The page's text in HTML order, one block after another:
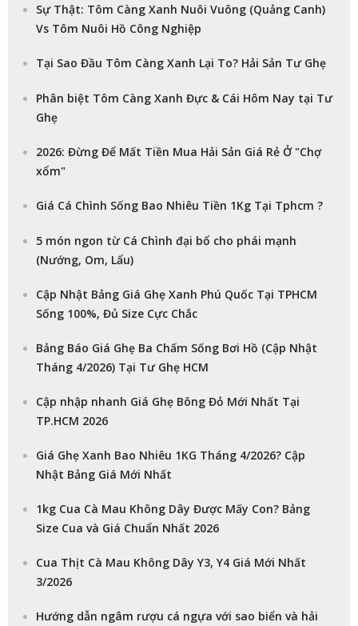
Sự Thật: Tôm Càng Xanh Nuôi Vuông (Quảng Canh)
Vs Tôm Nuôi Hồ Công Nghiệp
Tại Sao Đầu Tôm Càng Xanh Lại To? Hải Sản Tư Ghẹ
Phân biệt Tôm Càng Xanh Đực & Cái Hôm Nay tại Tư
Ghẹ
2026: Đừng Để Mất Tiền Mua Hải Sản Giá Rẻ Ở "Chợ
xổm"
Giá Cá Chình Sống Bao Nhiêu Tiền 1Kg Tại Tphcm ?
5 món ngon từ Cá Chình đại bổ cho phái mạnh
(Nướng, Om, Lẩu)
Cập Nhật Bảng Giá Ghẹ Xanh Phú Quốc Tại TPHCM
Sống 100%, Đủ Size Cực Chắc
Bảng Báo Giá Ghẹ Ba Chấm Sống Bơi Hồ (Cập Nhật
Tháng 4/2026) Tại Tư Ghẹ HCM
Cập nhập nhanh Giá Ghẹ Bông Đỏ Mới Nhất Tại
TP.HCM 2026
Giá Ghẹ Xanh Bao Nhiêu 1KG Tháng 4/2026? Cập
Nhật Bảng Giá Mới Nhất
1kg Cua Cà Mau Không Dây Được Mấy Con? Bảng
Size Cua và Giá Chuẩn Nhất 2026
Cua Thịt Cà Mau Không Dây Y3, Y4 Giá Mới Nhất
3/2026
Hướng dẫn ngâm rượu cá ngựa với sao biển và hải